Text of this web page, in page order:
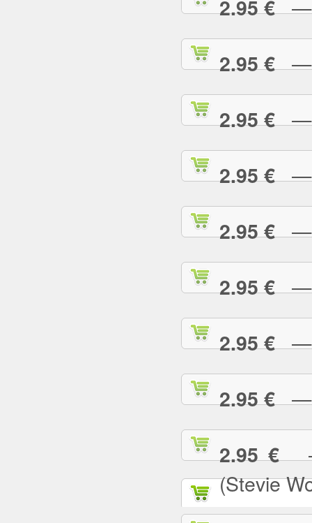
2.95 €—
2.95 €—
2.95 €—
2.95 €—
2.95 €—
2.95 €—
2.95 €—
2.95 €—
2.95 €—
(Stevie